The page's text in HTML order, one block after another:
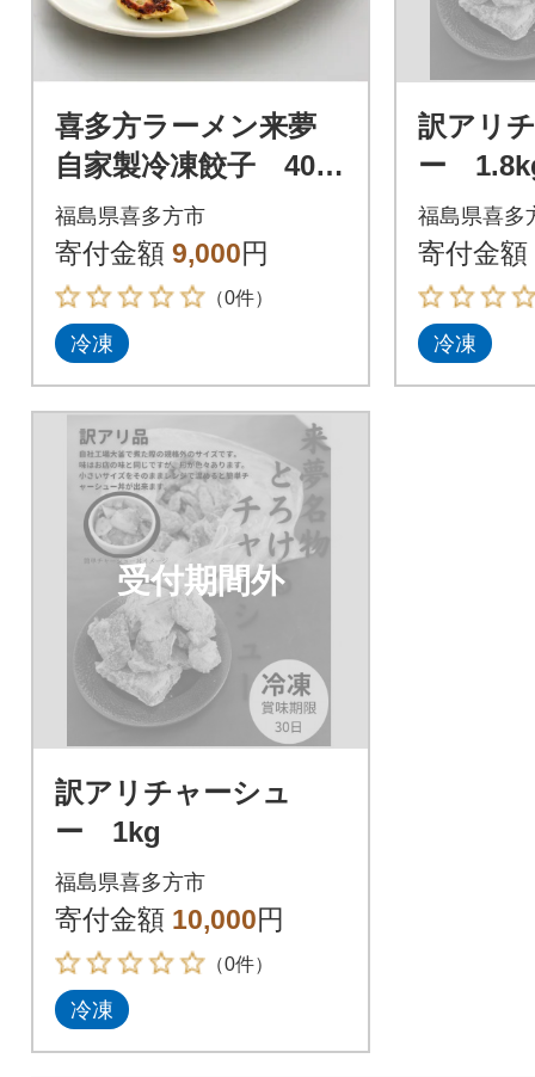
喜多方ラーメン来夢
自家製冷凍餃子 40個
入り
福島県喜多方市
寄付金額 9,000円
（0件）
冷凍
訳アリ
ー
福島県喜多
寄付金額
冷凍
受付期間外
訳アリチャーシュ
ー 1kg
福島県喜多方市
寄付金額 10,000円
（0件）
冷凍